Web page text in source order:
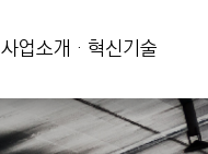
사업소개 · 혁신기술